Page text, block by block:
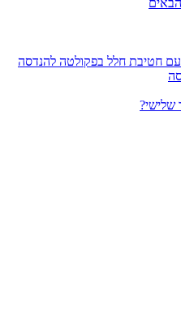
הבאים
חטיבת חלל בפקולטה להנדסה
שלישי?